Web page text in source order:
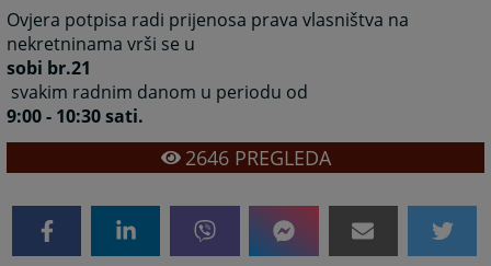
Ovjera potpisa radi prijenosa prava vlasništva na
nekretninama vrši se u
sobi br.21
svakim radnim danom u periodu od
9:00 - 10:30 sati.
2646PREGLEDA